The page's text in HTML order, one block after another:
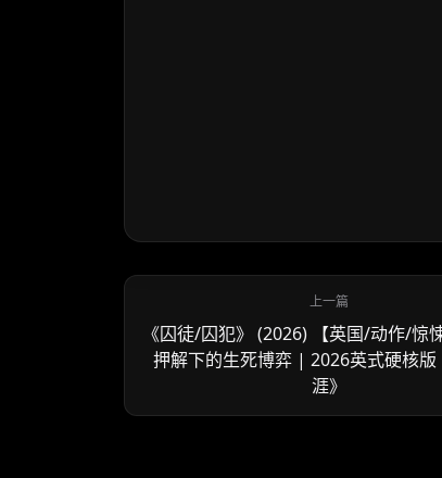
《囚徒/囚犯》 (2026) 【英国/动作/惊
押解下的生死博弈 | 2026英式硬核版
涯》